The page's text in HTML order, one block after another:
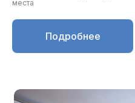
места
Подробнее